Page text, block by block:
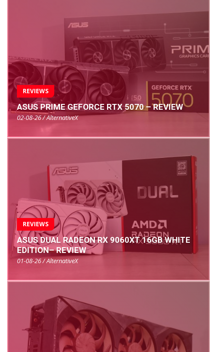
REVIEWS
ASUS PRIME GEFORCE RTX 5070 – REVIEW
02-08-26 / AlternativeX
REVIEWS
ASUS DUAL RADEON RX 9060XT 16GB WHITE
EDITION– REVIEW
01-08-26 / AlternativeX